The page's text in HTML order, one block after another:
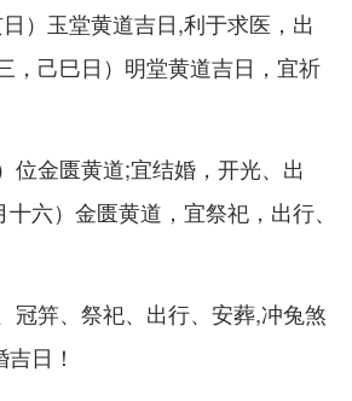
）玉堂黄道吉日,利于求医，出
，己巳日）明堂黄道吉日，宜祈
位金匮黄道;宜结婚，开光、出
六）金匮黄道，宜祭祀，出行、
冠笄、祭祀、出行、安葬,冲兔煞
日！